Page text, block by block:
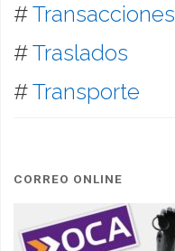
#Transacciones
#Traslados
#Transporte
CORREO ONLINE